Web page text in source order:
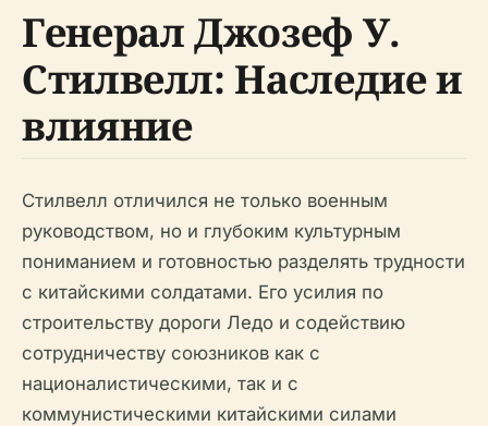
Генерал Джозеф У.
Стилвелл: Наследие и
влияние
Стилвелл отличился не только военным
руководством, но и глубоким культурным
пониманием и готовностью разделять трудности
с китайскими солдатами. Его усилия по
строительству дороги Ледо и содействию
сотрудничеству союзников как с
националистическими, так и с
коммунистическими китайскими силами